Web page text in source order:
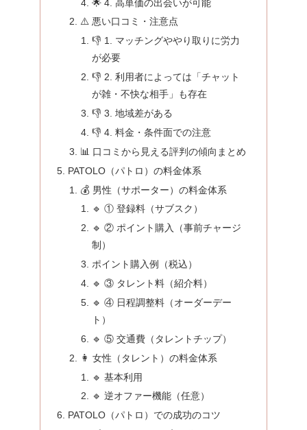
🌟 4. 高単価の出会いが可能
⚠️ 悪い口コミ・注意点
👎 1. マッチングややり取りに労力
が必要
👎 2. 利用者によっては「チャット
が雑・不快な相手」も存在
👎 3. 地域差がある
👎 4. 料金・条件面での注意
📊 口コミから見える評判の傾向まとめ
PATOLO（パトロ）の料金体系
💰 男性（サポーター）の料金体系
🔹 ① 登録料（サブスク）
🔹 ② ポイント購入（事前チャージ
制）
ポイント購入例（税込）
🔹 ③ タレント料（紹介料）
🔹 ④ 日程調整料（オーダーデー
ト）
🔹 ⑤ 交通費（タレントチップ）
👩 女性（タレント）の料金体系
🔹 基本利用
🔹 逆オファー機能（任意）
PATOLO（パトロ）での成功のコツ